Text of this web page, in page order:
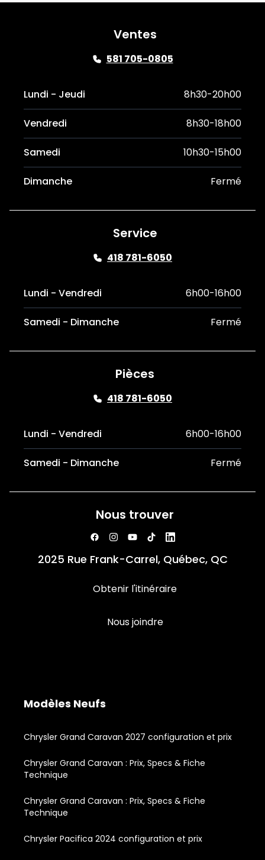
Ventes
581 705-0805
Lundi - Jeudi 8h30-20h00
Vendredi 8h30-18h00
Samedi 10h30-15h00
Dimanche Fermé
Service
418 781-6050
Lundi - Vendredi 6h00-16h00
Samedi - Dimanche Fermé
Pièces
418 781-6050
Lundi - Vendredi 6h00-16h00
Samedi - Dimanche Fermé
Nous trouver
2025 Rue Frank-Carrel, Québec, QC
Obtenir l'itinéraire
Nous joindre
Modèles Neufs
Chrysler Grand Caravan 2027 configuration et prix
Chrysler Grand Caravan : Prix, Specs & Fiche
Technique
Chrysler Grand Caravan : Prix, Specs & Fiche
Technique
Chrysler Pacifica 2024 configuration et prix